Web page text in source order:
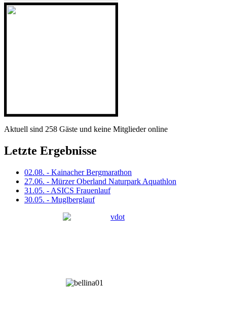
Aktuell sind 258 Gäste und keine Mitglieder online
Letzte Ergebnisse
02.08. - Kainacher Bergmarathon
27.06. - Mürzer Oberland Naturpark Aquathlon
31.05. - ASICS Frauenlauf
30.05. - Muglberglauf